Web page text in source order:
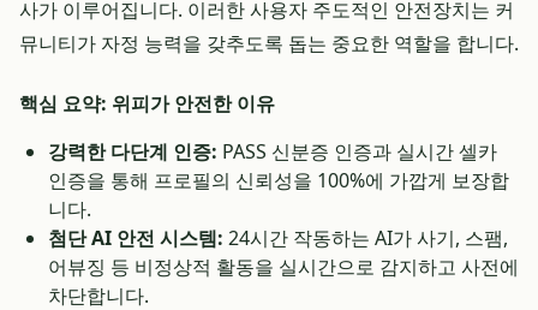
사가 이루어집니다. 이러한 사용자 주도적인 안전장치는 커
뮤니티가 자정 능력을 갖추도록 돕는 중요한 역할을 합니다.
핵심 요약: 위피가 안전한 이유
강력한 다단계 인증: PASS 신분증 인증과 실시간 셀카
인증을 통해 프로필의 신뢰성을 100%에 가깝게 보장합
니다.
첨단 AI 안전 시스템: 24시간 작동하는 AI가 사기, 스팸,
어뷰징 등 비정상적 활동을 실시간으로 감지하고 사전에
차단합니다.